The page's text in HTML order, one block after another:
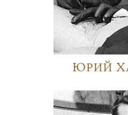
Юрий